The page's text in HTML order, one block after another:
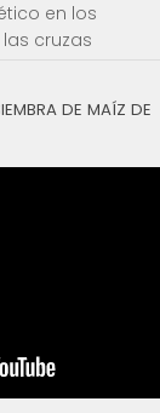
en los
cruzas
DE MAÍZ DE